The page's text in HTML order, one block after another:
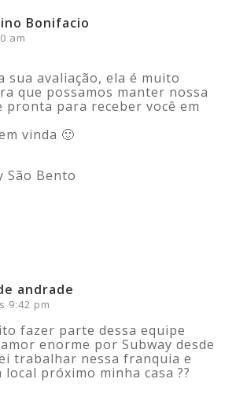
Bonifacio
am
sua avaliação, ela é muito
que possamos manter nossa
pronta para receber você em
vinda 🙂
São Bento
andrade
9:42 pm
fazer parte dessa equipe
enorme por Subway desde
trabalhar nessa franquia e
próximo minha casa ??